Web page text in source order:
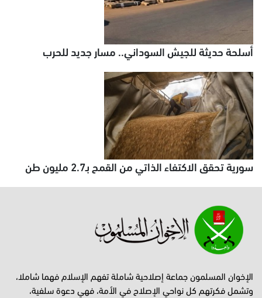
أسلحة حديثة للجيش السوداني.. مسار جديد للحرب
سورية تحقق الاكتفاء الذاتي من القمح بـ2.7 مليون طن
الإخوان المسلمون جماعة إصلاحية شاملة تفهم الإسلام فهما شاملا،
وتشمل فكرتهم كل نواحي الإصلاح في الأمة، فهي دعوة سلفية،